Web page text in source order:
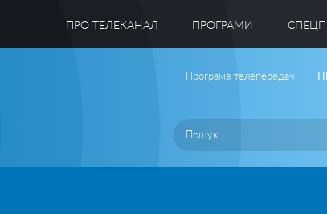
ПРО ТЕЛЕКАНАЛ ПРОГРАМИ
Програма телепередач: